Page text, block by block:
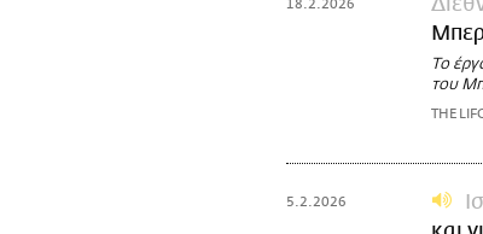
18.2.2026
Το
του
THE
5.2.2026